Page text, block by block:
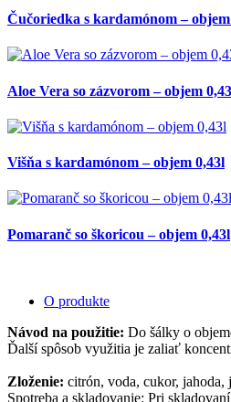
Čučoriedka s kardamónom –
Aloe Vera so zázvorom – objem
Višňa s kardamónom – objem 0,43l
Pomaranč so škoricou – objem 0,43l
O produkte
Návod na použitie: Do šálky o
Ďalší spôsob využitia je zaliať
Zloženie: citrón, voda, cukor, jahoda,
Spotreba a skladovanie: Pri